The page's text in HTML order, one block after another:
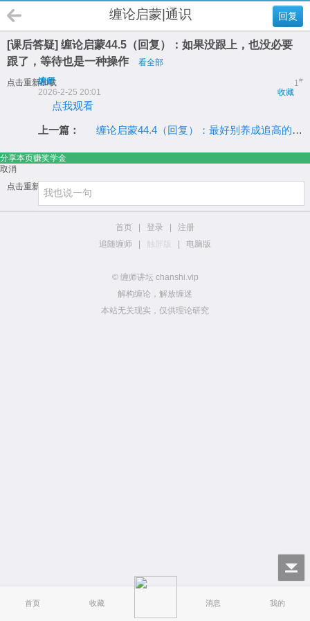
首页 收藏 消息 我的
回复
缠论启蒙|通识
[课后答疑] 缠论启蒙44.5（回复）：如果没跟上，也没必要
跟了，等待也是一种操作
看全部
点击重新加载 1#
缠师
收藏
2026-2-25 20:01
点我观看
上一篇： 缠论启蒙44.4（回复）：最好别养成追高的坏毛病
分享本页赚奖学金
取消
点击重新加载
首页 登录
注册
追随缠师
触屏版 电脑版
© 缠师讲坛 chanshi.vip
解构缠论，解放缠迷
本站无关现实，仅供理论研究